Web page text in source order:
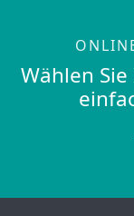
Wählen